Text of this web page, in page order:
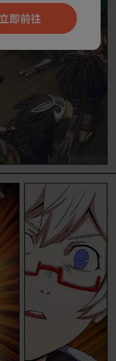
立即前往